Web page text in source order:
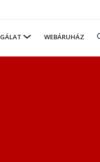
WEBÁRUHÁZ